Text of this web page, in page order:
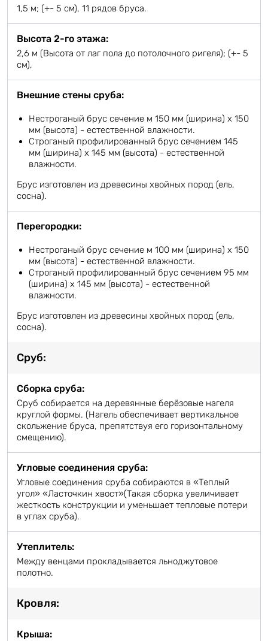
1,5 м; (+- 5 см), 11 рядов бруса.
Высота 2-го этажа:
2,6 м (Высота от лаг пола до потолочного ригеля); (+- 5
см),
Внешние стены сруба:
Нестроганый брус сечение м 150 мм (ширина) х 150
мм (высота) - естественной влажности.
Строганый профилированный брус сечением 145
мм (ширина) х 145 мм (высота) - естественной
влажности.
Брус изготовлен из древесины хвойных пород (ель,
сосна).
Перегородки:
Нестроганый брус сечение м 100 мм (ширина) х 150
мм (высота) - естественной влажности.
Строганый профилированный брус сечением 95 мм
(ширина) х 145 мм (высота) - естественной
влажности.
Брус изготовлен из древесины хвойных пород (ель,
сосна).
Сруб:
Сборка сруба:
Сруб собирается на деревянные берёзовые нагеля
круглой формы. (Нагель обеспечивает вертикальное
скольжение бруса, препятствуя его горизонтальному
смещению).
Угловые соединения сруба:
Угловые соединения сруба собираются в «Теплый
угол» «Ласточкин хвост»(Такая сборка увеличивает
жесткость конструкции и уменьшает тепловые потери
в углах сруба).
Утеплитель:
Между венцами прокладывается льноджутовое
полотно.
Кровля:
Крыша: